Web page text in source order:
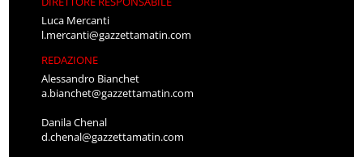
Luca Mercanti
l.mercanti@gazzettamatin.com
REDAZIONE
Alessandro Bianchet
a.bianchet@gazzettamatin.com
Danila Chenal
d.chenal@gazzettamatin.com